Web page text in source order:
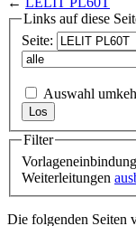
Links auf diese
Seite:
Auswahl
Filter
Weiterleitungen
Die folgenden Seiten